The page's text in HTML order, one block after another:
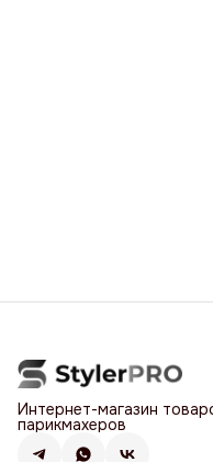
Интернет-магазин
парикмахеров